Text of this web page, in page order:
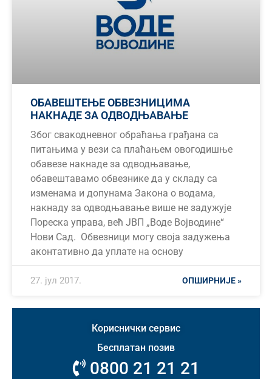
ОБАВЕШТЕЊЕ ОБВЕЗНИЦИМА
НАКНАДЕ ЗА ОДВОДЊАВАЊЕ
Због свакодневног обраћања грађана са
питањима у вези са плаћањем овогодишње
обавезе накнаде за одводњавање,
обавештавамо обвезнике да у складу са
изменама и допунама Закона о водама,
накнаду за одводњавање више не задужује
Пореска управа, већ ЈВП „Воде Војводине“
Нови Сад. Обвезници могу своја задужења
аконтативно да уплате на основу
ОПШИРНИЈЕ »
27. јул 2017.
Кориснички сервис
Бесплатан позив
0800 21 21 21